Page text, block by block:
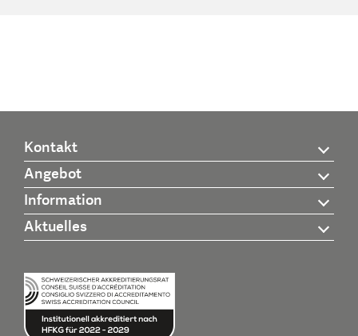
Kontakt
Angebot
Information
Aktuelles